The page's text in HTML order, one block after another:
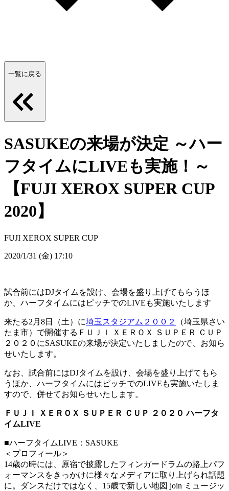
一覧に戻る
SASUKEの来場が決定 ～ハー
フタイムにLIVEも実施！～
【FUJI XEROX SUPER CUP
2020】
FUJI XEROX SUPER CUP
2020/1/31 (金) 17:10
試合前にはDJタイムを設け、会場を盛り上げてもらうほ
か、ハーフタイムにはピッチでのLIVEも実施いたします
来たる2月8日（土）に埼玉スタジアム２００２
（埼玉県さい
たま市）で開催するＦＵＪＩ ＸＥＲＯＸ ＳＵＰＥＲ ＣＵＰ
２０２０にSASUKEの来場が決定いたしましたので、お知ら
せいたします。
なお、試合前にはDJタイムを設け、会場を盛り上げてもら
うほか、ハーフタイムにはピッチでのLIVEも実施いたしま
すので、併せてお知らせいたします。
ＦＵＪＩ ＸＥＲＯＸ ＳＵＰＥＲ ＣＵＰ ２０２０ ハーフタ
イムLIVE
■ハーフタイムLIVE：SASUKE
＜プロフィール＞
14歳の時には、原宿で披露したフィンガードラムの路上パフ
ォーマンスをきっかけに様々なメディアに取り上げられ話題
に。ダンスだけではなく、15歳で新しい地図 join ミュージッ